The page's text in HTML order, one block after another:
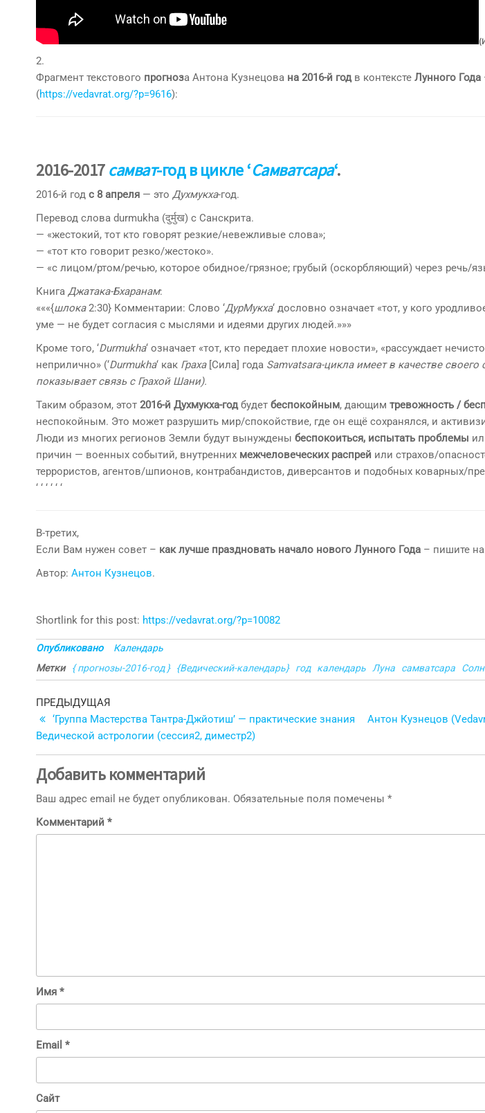
2.
Фрагмент текстового прогноза Антона Кузнецова на 2016-й годв контексте Лунного Года
(https://vedavrat.org/?p=9616):
2016-2017самват-год в цикле ‘Самватсара‘.
2016-й год с 8 апреля — это Духмукха-год.
Перевод слова durmukha (दुर्मुख) с Санскрита.
— «жестокий, тот кто говорят резкие/невежливые слова»;
— «тот кто говорит резко/жестоко».
— «с лицом/ртом/речью, которое обидное/грязное; грубый (оскорбляющий) через речь/
Книга Джатака-Бхаранам:
«««{шлока2:30} Комментарии: Слово ‘ДурМукха‘ дословно означает «тот, у кого
уме — не будет согласия с мыслями и идеями других людей.»»»
Кроме того, ‘Durmukha‘ означает «тот, кто передает плохие новости», «рассуждает
неприлично» (‘Durmukha‘ как Граха[Сила] года Samvatsara-цикла имеет в качестве
показывает связь с Грахой Шани).
Таким образом, этот 2016-й Духмукха-годбудет беспокойным, дающим тревожность /
неспокойным. Это может разрушить мир/спокойствие, где он ещё сохранялся, и
Люди из многих регионов Земли будут вынуждены беспокоиться, испытать проблемы
причин — военных событий, внутренних межчеловеческих распрей или страхов/
террористов, агентов/шпионов, контрабандистов, диверсантов и подобных коварных/
‘ ‘ ‘ ‘ ‘ ‘
В-третих,
Если Вам нужен совет – как лучше праздновать начало нового Лунного Года – пишите
Автор: Антон Кузнецов.
Shortlink for this post: https://vedavrat.org/?p=10082
Опубликовано
Календарь
Метки
{ прогнозы-2016-год } {Ведический-календарь} год календарь Луна самватсара
Навигация
по
записям
Предыдущая
запись
ПРЕДЫДУЩАЯ
‘Группа Мастерства Тантра-Джйотиш’ — практические знания
Ведической астрологии (сессия2, диместр2)
Антон Кузнецов
Добавить комментарий
Ваш адрес email не будет опубликован. Обязательные поля помечены *
Комментарий *
Имя *
Email *
Сайт